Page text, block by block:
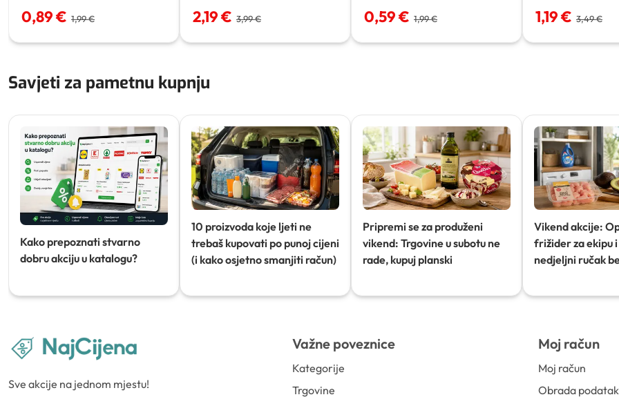
0,89 € 1,99 € 2,19 € 3,99 € 0,59 € 1,99 € 1,19 € 3,49 €
Savjeti za pametnu kupnju
Kako prepoznati stvarno
dobru akciju u katalogu?
10 proizvoda koje ljeti ne
trebaš kupovati po punoj cijeni
(i kako osjetno smanjiti račun)
Pripremi se za produženi
vikend: Trgovine u subotu ne
rade, kupuj planski
Vikend akcije:
frižider za ekipu
nedjeljni ručak
Sve akcije na jednom mjestu!
Važne poveznice
Kategorije
Trgovine
Moj račun
Moj račun
Obrada